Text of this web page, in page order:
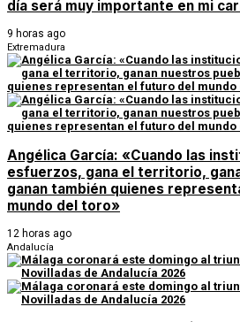
día será muy importante en mi
9 horas ago
Extremadura
Angélica García: «Cuando las
esfuerzos, gana el territorio,
ganan también quienes
mundo del toro»
12 horas ago
Andalucía